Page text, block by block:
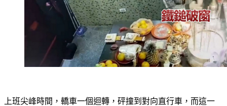
撞，對方沒就此停住，當場失控偏移，隨即聽見巨響，燈桿無